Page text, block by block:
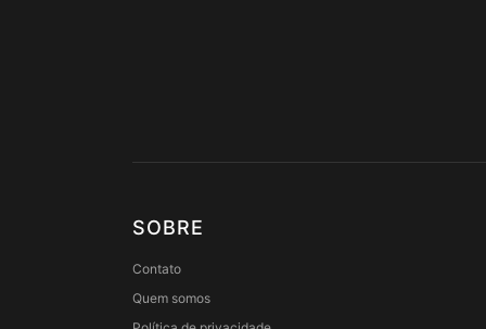
SOBRE
Contato
Quem somos